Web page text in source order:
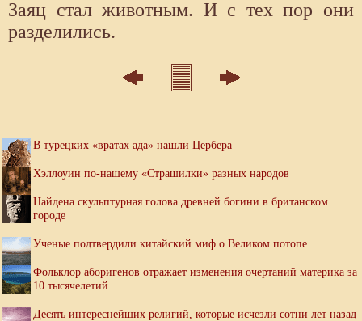
Заяц стал животным. И с тех пор они
разделились.
В турецких «вратах ада» нашли Цербера
Хэллоуин по-нашему «Страшилки» разных народов
Найдена скульптурная голова древней богини в британском
городе
Ученые подтвердили китайский миф о Великом потопе
Фольклор аборигенов отражает изменения очертаний материка за
10 тысячелетий
Десять интереснейших религий, которые исчезли сотни лет назад